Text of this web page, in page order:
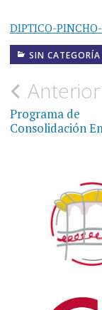
DIPTICO-
SIN CATEGORÍA
de
Anterior
Programa de
Consolidación